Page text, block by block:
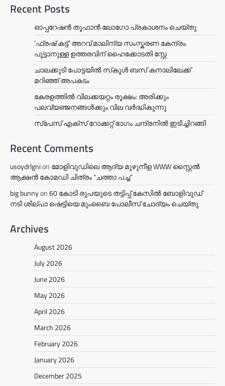
Recent Posts
ഓപ്പറേഷൻ തൂഫാൻ ലോഗോ പ്രകാശനം ചെയ്തു
‘ഫ്രഷ് കട്ട്’ അറവ് മാലിന്യ സംസ്കരണ കേന്ദ്രം
പൂട്ടാനുള്ള ഉത്തരവിന് ഹൈക്കോടതി സ്റ്റേ
ചാലക്കുടി പോട്ടയിൽ സ്‌കൂൾ ബസ് കനാലിലേക്ക്
മറിഞ്ഞ് അപകടം
കേരളത്തില്‍ വിലക്കയറ്റം രൂക്ഷം: അരിക്കും
പലവ്യഞ്ജനങ്ങള്‍ക്കും വില വർദ്ധികുന്നു
സ്‌പേസ് എക്‌സ് റോക്കറ്റ് ഭാഗം ചന്ദ്രനില്‍ ഇടിച്ചിറങ്ങി
Recent Comments
usoydrlgnion മോളിവുഡിലെ ആദ്യ മുഴുനീള WWW സ്റ്റൈൽ
ആക്ഷൻ കോമഡി ചിത്രം “ചത്താ പച്ച”
big bunnyon60 കോടി രൂപയുടെ തട്ടിപ്പ് കേസിൽ ബോളിവുഡ്
നടി ശില്പാ ഷെട്ടിയെ മുംബൈ പോലീസ് ചോദ്യം ചെയ്തു
Archives
August 2026
July 2026
June 2026
May 2026
April 2026
March 2026
February 2026
January 2026
December 2025